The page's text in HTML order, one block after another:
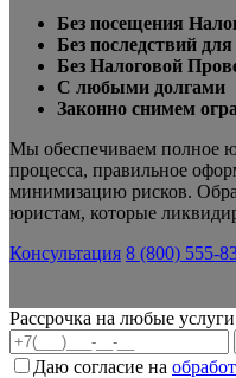
Без посещения
Без последствий
Без Налоговой
С любыми долгами
Законно снимем
Мы обеспечиваем полное
процесса, правильное
минимизацию рисков.
юристам, которые
Консультация 8 (800) 555-
Рассрочка на любые
Даю согласие на